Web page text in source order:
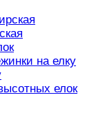
на елку
елок